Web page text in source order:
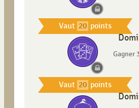
Vaut 20 points
Vaut 20 points
Gagner